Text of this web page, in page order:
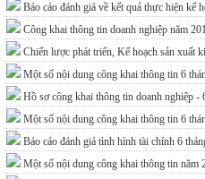
Báo cáo đánh giá về kết quả thực hiện kế
Công khai thông tin doanh nghiệp năm
Chiến lược phát triển, Kế hoạch sản
Một số nội dung công khai thông tin 6
Hồ sơ công khai thông tin doanh nghiệp -
Một số nội dung công khai thông tin 6
Báo cáo đánh giá tình hình tài chính 6
Một số nội dung công khai thông tin năm